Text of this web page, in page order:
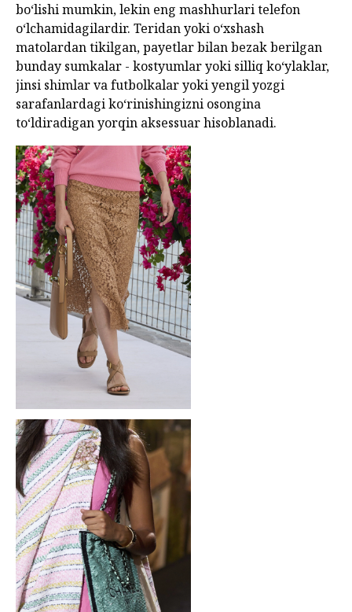
bo‘lishi mumkin, lekin eng mashhurlari telefon
o‘lchamidagilardir. Teridan yoki o‘xshash
matolardan tikilgan, payetlar bilan bezak berilgan
bunday sumkalar - kostyumlar yoki silliq ko‘ylaklar,
jinsi shimlar va futbolkalar yoki yengil yozgi
sarafanlardagi ko‘rinishingizni osongina
to‘ldiradigan yorqin aksessuar hisoblanadi.